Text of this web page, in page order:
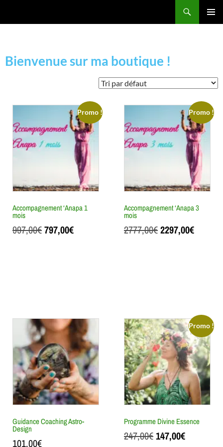
Bienvenue sur ma boutique !
Promo !
Accompagnement ‘Anapa 1
mois
997,00€797,00€
Promo !
Accompagnement ‘Anapa 3
mois
2777,00€2297,00€
Guidance Coaching Astro-
Design
101,00€
Promo !
Programme Divine Essence
247,00€147,00€